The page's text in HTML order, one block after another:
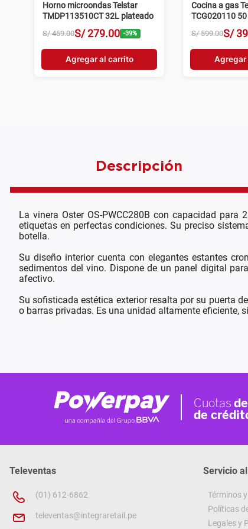
Horno microondas Telstar
TMDP113510CT 32L plateado
S/ 459.00S/ 279.00 -39%
Agregar al carrito
Cocina a gas
TCG020110
S/ 599.00S/
Agregar
Descripción
La vinera Oster OS-PWCC280B con capacidad
etiquetas en perfectas condiciones. Su preciso
botella.
Su diseño interior cuenta con elegantes estantes
sedimentos del vino. Dispone de un panel digital
afectivo.
Su sofisticada estética exterior resalta por su puerta
o barras privadas. Es una unidad altamente eficiente,
Televentas
(01) 612-6862
televentas@integraretail.pe
Servicio
Términos
Políticas
Legales y